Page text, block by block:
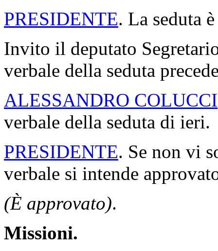
PRESIDENTE. La seduta
Invito il deputato
verbale della seduta
ALESSANDRO COLUCCI
verbale della seduta di ieri.
PRESIDENTE. Se non vi
verbale si intende
(È approvato).
Missioni.